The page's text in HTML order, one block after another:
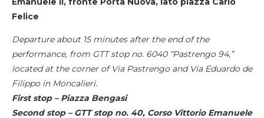
Felice
Departure about 15 minutes after the end of the
performance, from GTT stop no. 6040 “Pastrengo 94,”
located at the corner of Via Pastrengo and Via Eduardo de
Filippo in Moncalieri.
First stop – Piazza Bengasi
Second stop – GTT stop no. 40, Corso Vittorio Emanuele